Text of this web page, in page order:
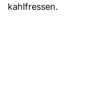
kahlfressen.